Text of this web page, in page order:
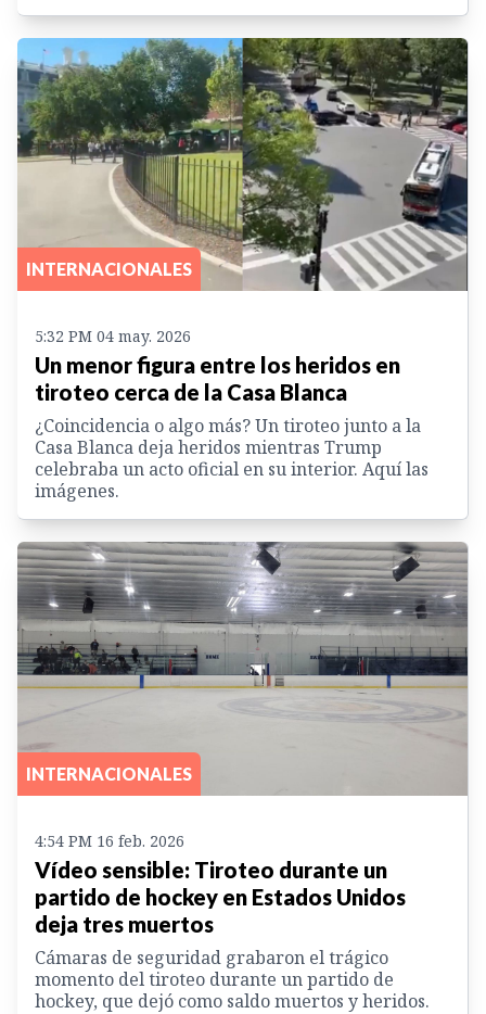
INTERNACIONALES
5:32 PM 04 may. 2026
Un menor figura entre los heridos en
tiroteo cerca de la Casa Blanca
¿Coincidencia o algo más? Un tiroteo junto a la
Casa Blanca deja heridos mientras Trump
celebraba un acto oficial en su interior. Aquí las
imágenes.
INTERNACIONALES
4:54 PM 16 feb. 2026
Vídeo sensible: Tiroteo durante un
partido de hockey en Estados Unidos
deja tres muertos
Cámaras de seguridad grabaron el trágico
momento del tiroteo durante un partido de
hockey, que dejó como saldo muertos y heridos.